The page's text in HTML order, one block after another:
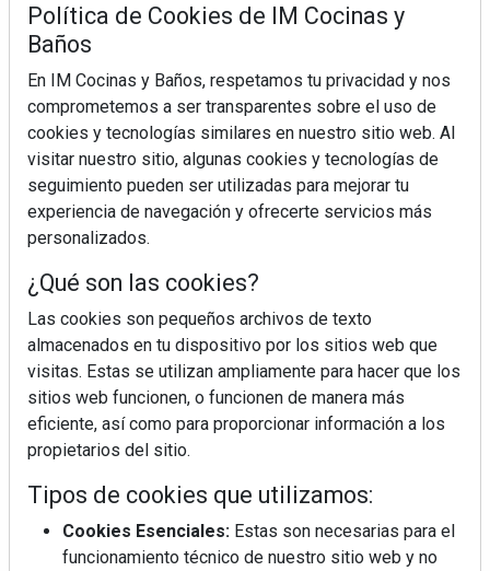
La industrialización, descarbonización y el Plan
BIM España, a debate en REBUILD
MÁS LEÍDOS
La cocina resiste, el mercado duda
Política de Cookies de IM Cocinas y
Baños
En IM Cocinas y Baños, respetamos tu privacidad y nos
comprometemos a ser transparentes sobre el uso de
cookies y tecnologías similares en nuestro sitio web. Al
visitar nuestro sitio, algunas cookies y tecnologías de
seguimiento pueden ser utilizadas para mejorar tu
experiencia de navegación y ofrecerte servicios más
personalizados.
¿Qué son las cookies?
Las cookies son pequeños archivos de texto
almacenados en tu dispositivo por los sitios web que
visitas. Estas se utilizan ampliamente para hacer que los
sitios web funcionen, o funcionen de manera más
eficiente, así como para proporcionar información a los
propietarios del sitio.
Tipos de cookies que utilizamos:
Cookies Esenciales: Estas son necesarias para el
funcionamiento técnico de nuestro sitio web y no